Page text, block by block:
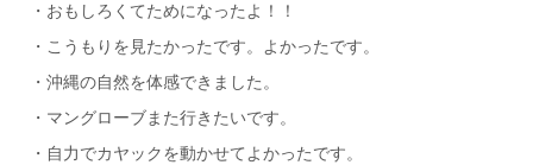
・おもしろくてためになったよ！！
・こうもりを見たかったです。よかったです。
・沖縄の自然を体感できました。
・マングローブまた行きたいです。
・自力でカヤックを動かせてよかったです。